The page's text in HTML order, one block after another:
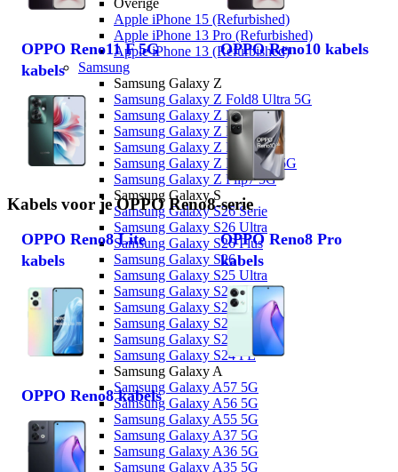
Overige
Apple iPhone 15 (Refurbished)
Apple iPhone 13 Pro (Refurbished)
Apple iPhone 13 (Refurbished)
Samsung
Samsung Galaxy Z
Samsung Galaxy Z Fold8 Ultra 5G
Samsung Galaxy Z Fold8 5G
Samsung Galaxy Z Fold7 5G
Samsung Galaxy Z Flip8 5G
Samsung Galaxy Z Flip7 FE 5G
Samsung Galaxy Z Flip7 5G
Samsung Galaxy S
Samsung Galaxy S26 Serie
Samsung Galaxy S26 Ultra
Samsung Galaxy S26 Plus
Samsung Galaxy S26
Samsung Galaxy S25 Ultra
Samsung Galaxy S25 Plus
Samsung Galaxy S25 FE
Samsung Galaxy S25 Edge
Samsung Galaxy S25
Samsung Galaxy S24 FE
Samsung Galaxy A
Samsung Galaxy A57 5G
Samsung Galaxy A56 5G
Samsung Galaxy A55 5G
Samsung Galaxy A37 5G
Samsung Galaxy A36 5G
Samsung Galaxy A35 5G
OPPO Reno11 F 5G
kabels
OPPO Reno10 kabels
Kabels voor je OPPO Reno8-serie
OPPO Reno8 Lite
kabels
OPPO Reno8 Pro
kabels
OPPO Reno8 kabels